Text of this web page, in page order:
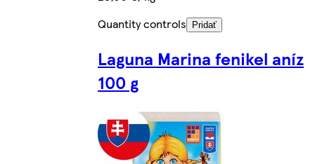
Quantity controls
Pridať
Laguna Marina fenikel aníz
100 g